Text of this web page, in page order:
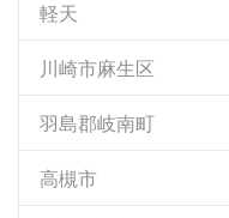
軽天
川崎市麻生区
羽島郡岐南町
高槻市